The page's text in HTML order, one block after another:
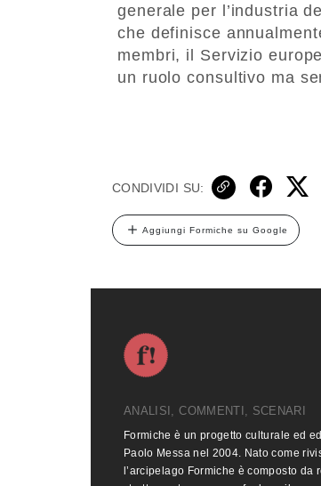
generale per l’industria
che definisce
membri, il Servizio
un ruolo consultivo ma
CONDIVIDI SU:
Aggiungi Formiche su Google
ANALISI, COMMENTI, SCENARI
Formiche è un progetto culturale ed
Paolo Messa nel 2004. Nato come
l’arcipelago Formiche è composto da